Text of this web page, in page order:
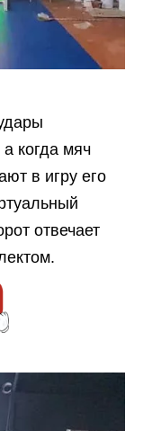
когда мяч
в игру его
отвечает